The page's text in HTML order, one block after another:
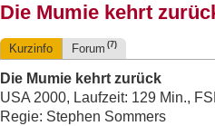
Die Mumie kehrt
Kurzinfo Forum (7)
Die Mumie kehrt zurück
USA 2000, Laufzeit: 129 Min.,
Regie: Stephen Sommers